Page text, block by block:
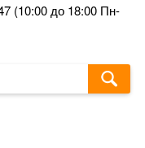
(10:00 до 18:00 Пн-